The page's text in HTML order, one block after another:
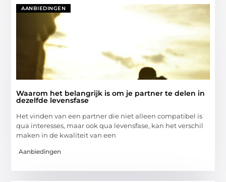
AANBIEDINGEN
Waarom het belangrijk is om je partner te delen in
dezelfde levensfase
Het vinden van een partner die niet alleen compatibel is
qua interesses, maar ook qua levensfase, kan het verschil
maken in de kwaliteit van een
Aanbiedingen